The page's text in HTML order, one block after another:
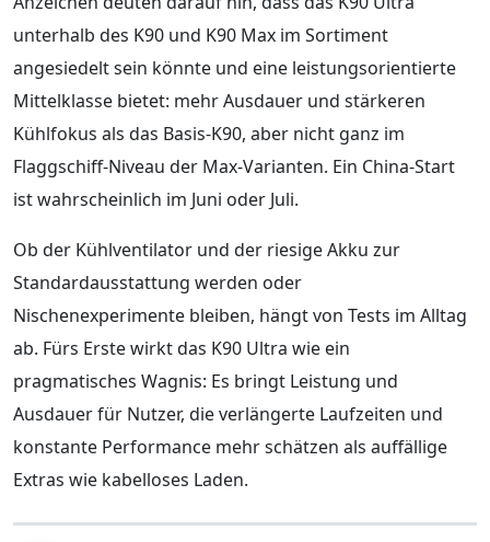
unterhalb des K90 und K90 Max im Sortiment
angesiedelt sein könnte und eine leistungsorientierte
Mittelklasse bietet: mehr Ausdauer und stärkeren
Kühlfokus als das Basis-K90, aber nicht ganz im
Flaggschiff-Niveau der Max-Varianten. Ein China-Start
ist wahrscheinlich im Juni oder Juli.
Ob der Kühlventilator und der riesige Akku zur
Standardausstattung werden oder
Nischenexperimente bleiben, hängt von Tests im Alltag
ab. Fürs Erste wirkt das K90 Ultra wie ein
pragmatisches Wagnis: Es bringt Leistung und
Ausdauer für Nutzer, die verlängerte Laufzeiten und
konstante Performance mehr schätzen als auffällige
Extras wie kabelloses Laden.